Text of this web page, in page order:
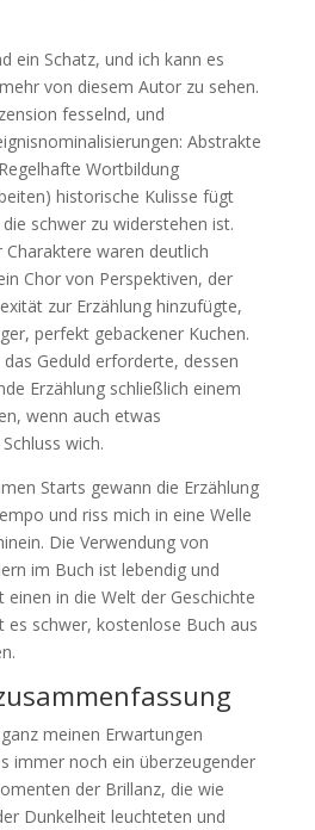
ein Schatz, und ich kann es
von diesem Autor zu sehen.
fesselnd, und
Abstrakte
Wortbildung
historische Kulisse fügt
schwer zu widerstehen ist.
waren deutlich
Chor von Perspektiven, der
zur Erzählung hinzufügte,
perfekt gebackener Kuchen.
Geduld erforderte, dessen
Erzählung schließlich einem
wenn auch etwas
wich.
Starts gewann die Erzählung
und riss mich in eine Welle
Die Verwendung von
im Buch ist lebendig und
einen in die Welt der Geschichte
es schwer, kostenlose Buch aus
meinen Erwartungen
immer noch ein überzeugender
der Brillanz, die wie
Dunkelheit leuchteten und